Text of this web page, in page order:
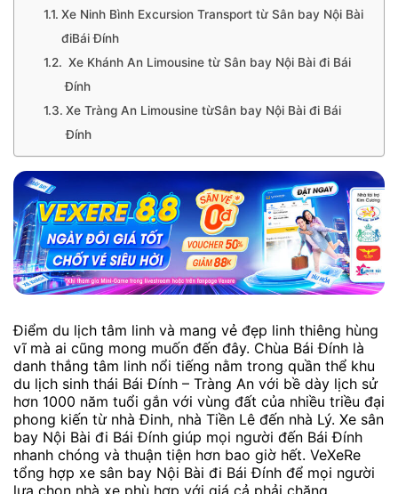
Xe Ninh Bình Excursion Transport từ Sân bay Nội Bài
điBái Đính
Xe Khánh An Limousine từ Sân bay Nội Bài đi Bái
Đính
Xe Tràng An Limousine từSân bay Nội Bài đi Bái
Đính
Điểm du lịch tâm linh và mang vẻ đẹp linh thiêng hùng
vĩ mà ai cũng mong muốn đến đây. Chùa Bái Đính là
danh thắng tâm linh nổi tiếng nằm trong quần thể khu
du lịch sinh thái Bái Đính – Tràng An với bề dày lịch sử
hơn 1000 năm tuổi gắn với vùng đất của nhiều triều đại
phong kiến từ nhà Đinh, nhà Tiền Lê đến nhà Lý. Xe sân
bay Nội Bài đi Bái Đính giúp mọi người đến Bái Đính
nhanh chóng và thuận tiện hơn bao giờ hết. VeXeRe
tổng hợp xe sân bay Nội Bài đi Bái Đính để mọi người